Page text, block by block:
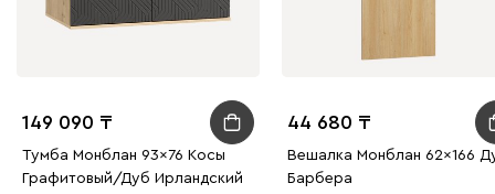
149 090
Тумба Монблан 93x76 Косы
Графитовый/Дуб Ирландский
44 680
Вешалка Монблан 62x166
Барбера